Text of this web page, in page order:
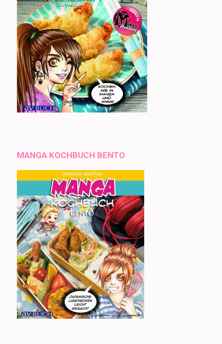
MANGA KOCHBUCH BENTO